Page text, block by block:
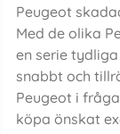
Peugeot
Med de olika
en serie
snabbt och
Peugeot i
köpa önskat